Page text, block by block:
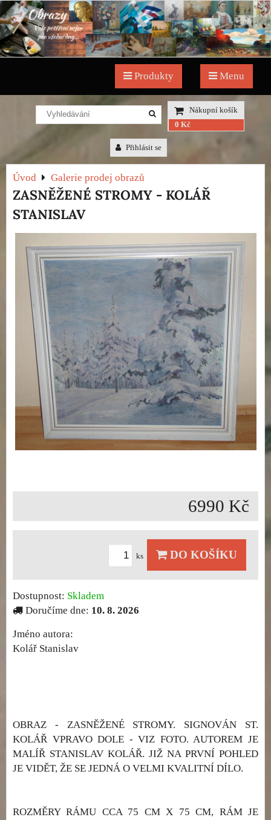
Produkty Menu
Nákupní košík
0 Kč
Přihlásit se
Úvod Galerie prodej obrazů
ZASNĚŽENÉ STROMY - KOLÁŘ
STANISLAV
6990 Kč
ks DO KOŠÍKU
Dostupnost: Skladem
Doručíme dne: 10. 8. 2026
Jméno autora:
Kolář Stanislav
OBRAZ - ZASNĚŽENÉ STROMY. SIGNOVÁN ST.
KOLÁŘ VPRAVO DOLE - VIZ FOTO. AUTOREM JE
MALÍŘ STANISLAV KOLÁŘ. JIŽ NA PRVNÍ POHLED
JE VIDĚT, ŽE SE JEDNÁ O VELMI KVALITNÍ DÍLO.
ROZMĚRY RÁMU CCA 75 CM X 75 CM, RÁM JE